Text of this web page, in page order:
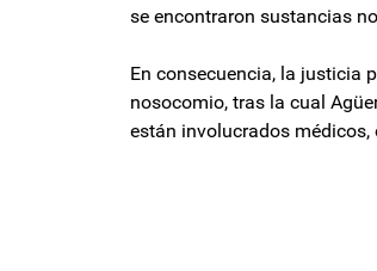
se encontraron sustancias
En consecuencia, la justicia
nosocomio, tras la cual
están involucrados